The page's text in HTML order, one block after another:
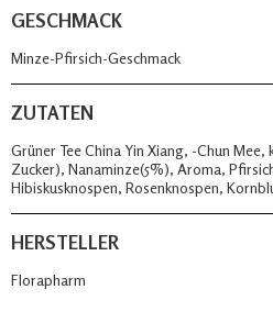
GESCHMACK
Minze-Pfirsich-Geschmack
ZUTATEN
Grüner Tee China Yin Xiang, -Chun
Zucker), Nanaminze(5%), Aroma,
Hibiskusknospen, Rosenknospen,
HERSTELLER
Florapharm